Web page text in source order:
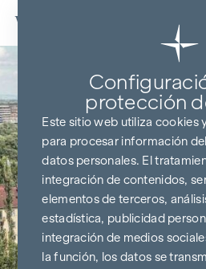
Ir al contenido
Volver
protección
Este sitio web utiliza cookies
para procesar información
datos personales. El
integración de contenidos,
elementos de terceros,
estadística, publicidad
integración de medios
la función, los datos se